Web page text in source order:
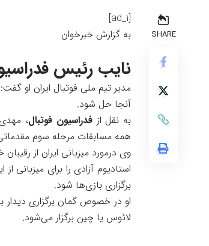
SHARE
[ad_1]
به گزارش خبرخوان
نایب رئیس
مدیر تیم ملی فوتبال ایران او
آنجا حل شود.
به نقل ازفدراسیون فوتبال،
همه مسابقات مرحله سوم مقدماتی
استادیوم آزادی را برای میزبانی
برگزاری بازی‌ها شود.
او در خصوص گمان برگزاری دیدار
لائوس یا چین برگزار می‌شود.